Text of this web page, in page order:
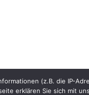
(z.B. die IP-
erklären Sie sich mit